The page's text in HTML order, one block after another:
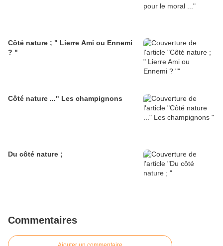
Côté nature ; " Lierre Ami ou Ennemi
? "
Côté nature ..." Les champignons
Du côté nature ;
Commentaires